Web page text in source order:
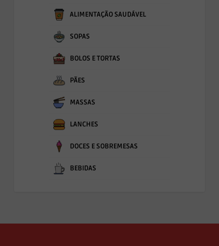
ALIMENTAÇÃO SAUDÁVEL
SOPAS
BOLOS E TORTAS
PÃES
MASSAS
LANCHES
DOCES E SOBREMESAS
BEBIDAS